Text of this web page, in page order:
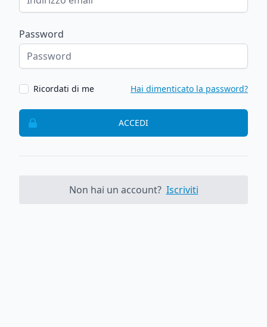
Password
Ricordati di me Hai dimenticato la password?
ACCEDI
Non hai un account? Iscriviti